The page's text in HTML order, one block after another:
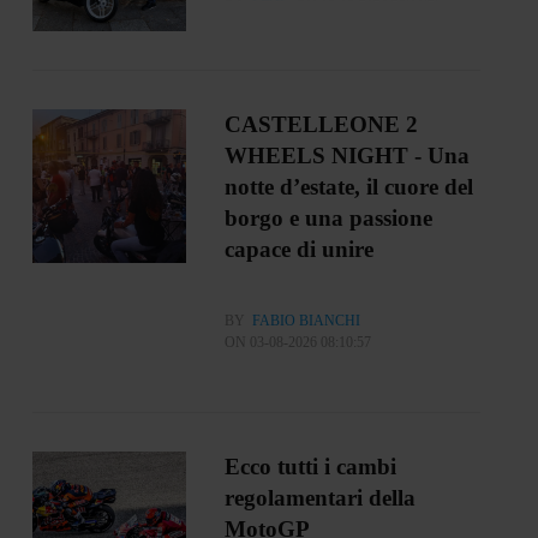
CASTELLEONE 2
WHEELS NIGHT - Una
notte d’estate, il cuore del
borgo e una passione
capace di unire
BY
FABIO BIANCHI
ON 03-08-2026 08:10:57
Ecco tutti i cambi
regolamentari della
MotoGP